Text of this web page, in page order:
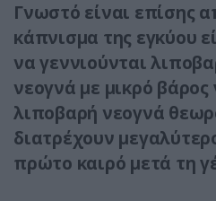
Γνωστό είναι επίσης
κάπνισμα της εγκύου
να γεννιούνται
νεογνά με μικρό
λιποβαρή νεογνά
διατρέχουν
πρώτο καιρό μετά τη